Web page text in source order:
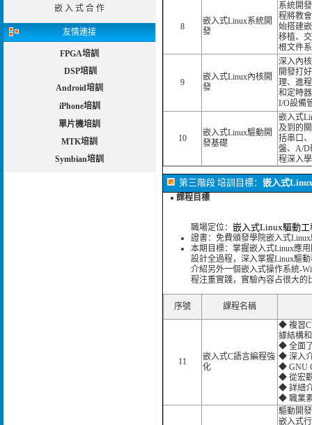
嵌 入 式 合 作
友情連接
FPGA培訓
DSP培訓
Android培訓
iPhone培訓
單片機培訓
MTK培訓
Symbian培訓
8
嵌入式Linux系統開
發
系統開
程將教
始搭建
移植、
根文件
9
嵌入式Linux內核開
發
深入內
開發打
理、進
和定時
I/O設備
10
嵌入式Linux驅動開
發基礎
嵌入式
及到的
括串口
盤、A/D
程深入
第三階段 培訓目標： 嵌入式
● 課程目標
職場定位： 嵌入式Linux驅動工
證書：免費頒發學院嵌入式
本期目標：掌握嵌入式Linux應
設計全過程，深入掌握Linux驅
介紹另外一個嵌入式操作系統-
程注重實踐，實驗內容占很大的
序號 課程名稱
11
嵌入式C語言編程強
化
◆ 複習C
據結構
◆ 全面
◆ 深入
◆ GNU
◆ 從宏
◆ 詳細
◆ 職業
驅動開
嵌入式